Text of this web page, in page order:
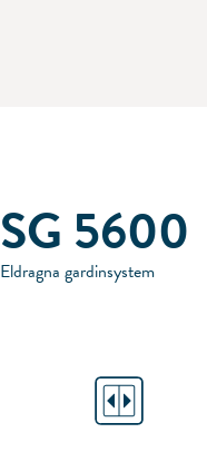
SG 5600
Eldragna gardinsystem